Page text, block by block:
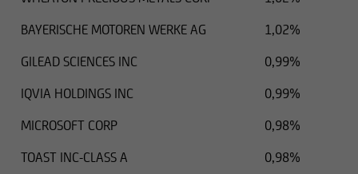
BAYERISCHE MOTOREN WERKE AG
1,02%
GILEAD SCIENCES INC
0,99%
IQVIA HOLDINGS INC
0,99%
MICROSOFT CORP
0,98%
TOAST INC-CLASS A
0,98%